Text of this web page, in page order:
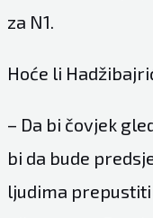
za N1.
Hoće li
– Da bi čovjek
bi da bude
ljudima prepustiti